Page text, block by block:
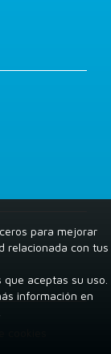
cookies
para mejorar
relacionada con tus
aceptas su uso.
información en